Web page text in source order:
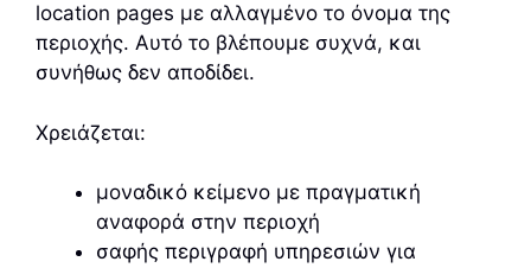
location pages με αλλαγμένο το όνομα της
περιοχής. Αυτό το βλέπουμε συχνά, και
συνήθως δεν αποδίδει.
Χρειάζεται:
μοναδικό κείμενο με πραγματική
αναφορά στην περιοχή
σαφής περιγραφή υπηρεσιών για